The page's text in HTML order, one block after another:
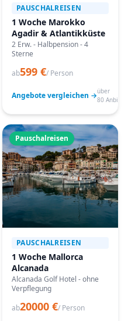
PAUSCHALREISEN
1 Woche Marokko
Agadir & Atlantikküste
2 Erw. - Halbpension - 4
Sterne
ab599 €/ Person
Angebote vergleichen →über
80
Pauschalreisen
PAUSCHALREISEN
1 Woche Mallorca
Alcanada
Alcanada Golf Hotel - ohne
Verpflegung
ab20000 €/ Person